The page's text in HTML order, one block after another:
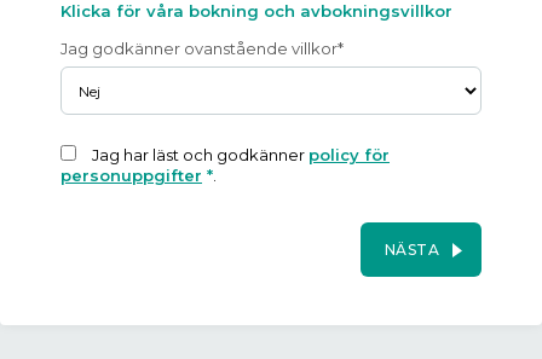
Klicka för våra bokning och avbokningsvillkor
Jag godkänner ovanstående villkor*
Jag har läst och godkänner policy för
personuppgifter *.
NÄSTA